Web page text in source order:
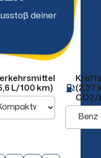
deiner
L/100 km)
(2,37
CO2/